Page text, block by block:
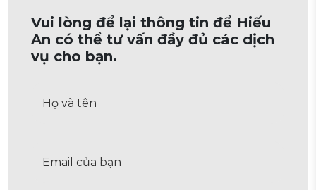
Vui lòng để lại thông tin để Hiếu
An có thể tư vấn đầy đủ các dịch
vụ cho bạn.